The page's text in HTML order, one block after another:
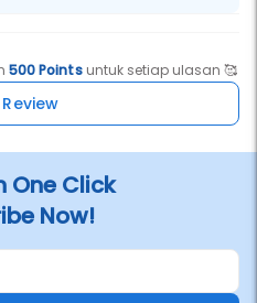
500 Pointsuntuk setiap ulasan 🥰
One Click
Now!